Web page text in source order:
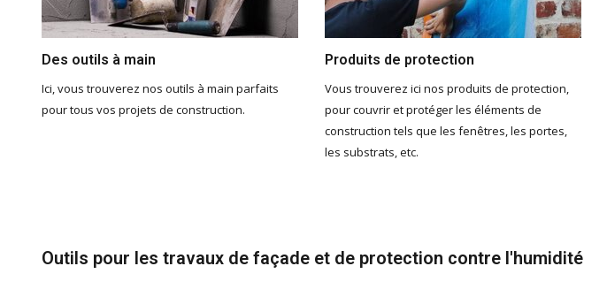
Des outils à main
Ici, vous trouverez nos outils à main parfaits
pour tous vos projets de construction.
Produits de protection
Vous trouverez ici nos produits de protection,
pour couvrir et protéger les éléments de
construction tels que les fenêtres, les portes,
les substrats, etc.
Outils pour les travaux de façade et de protection contre l'humidité